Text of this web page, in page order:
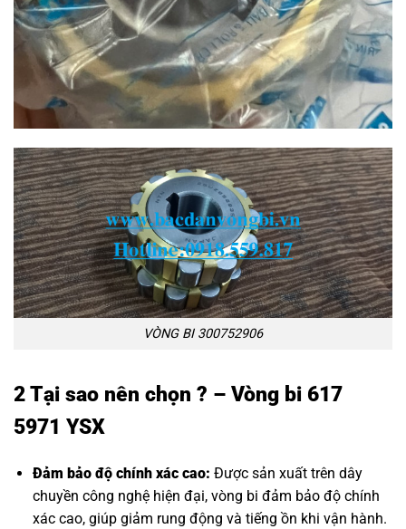
VÒNG BI 300752906
2 Tại sao nên chọn ? – Vòng bi 617
5971 YSX
Đảm bảo độ chính xác cao: Được sản xuất trên dây
chuyền công nghệ hiện đại, vòng bi đảm bảo độ chính
xác cao, giúp giảm rung động và tiếng ồn khi vận hành.